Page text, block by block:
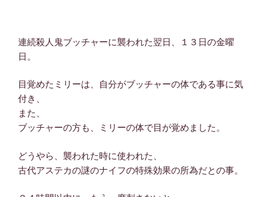
連続殺人鬼ブッチャーに襲われた翌日、１３日の金曜
日。
目覚めたミリーは、自分がブッチャーの体である事に気
付き、
また、
ブッチャーの方も、ミリーの体で目が覚めました。
どうやら、襲われた時に使われた、
古代アステカの謎のナイフの特殊効果の所為だとの事。